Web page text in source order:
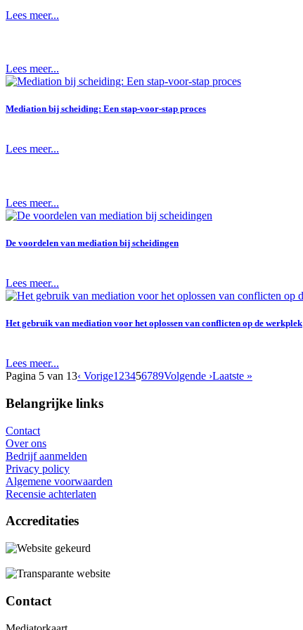
Lees meer...
Lees meer...
Mediation bij scheiding: Een stap-voor-stap proces
Lees meer...
Lees meer...
De voordelen van mediation bij scheidingen
Lees meer...
Het gebruik van mediation voor het oplossen van conflicten op de werkplek
Lees meer...
Pagina 5 van 13‹ Vorige1 23456789Volgende ›Laatste »
Belangrijke links
Contact
Over ons
Bedrijf aanmelden
Privacy policy
Algemene voorwaarden
Recensie achterlaten
Accreditaties
Contact